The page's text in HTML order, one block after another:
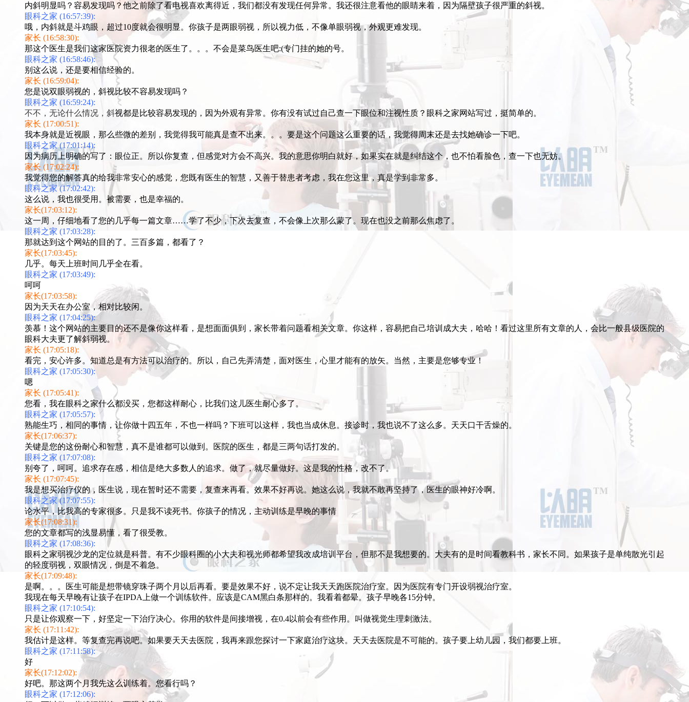
内斜明显吗？容易发现吗？他之前除了看电视喜欢离得近，我们都没有发现任何异常。我还很注意看他的眼睛来着，因为隔壁孩子很严重的斜视。
眼科之家 (16:57:39):
哦，内斜就是斗鸡眼，超过10度就会很明显。你孩子是两眼弱视，所以视力低，不像单眼弱视，外观更难发现。
家长 (16:58:30):
那这个医生是我们这家医院资力很老的医生了。。。不会是菜鸟医生吧:(专门挂的她的号。
眼科之家 (16:58:46):
别这么说，还是要相信经验的。
家长 (16:59:04):
您是说双眼弱视的，斜视比较不容易发现吗？
眼科之家 (16:59:24):
不不，无论什么情况，斜视都是比较容易发现的，因为外观有异常。你有没有试过自己查一下眼位和注视性质？眼科之家网站写过，挺简单的。
家长 (17:00:51):
我本身就是近视眼，那么些微的差别，我觉得我可能真是查不出来。。。要是这个问题这么重要的话，我觉得周末还是去找她确诊一下吧。
眼科之家 (17:01:14):
因为病历上明确的写了：眼位正。所以你复查，但感觉对方会不高兴。我的意思你明白就好，如果实在就是纠结这个，也不怕看脸色，查一下也无妨。
家长 (17:02:24):
我觉得您的解答真的给我非常安心的感觉，您既有医生的智慧，又善于替患者考虑，我在您这里，真是学到非常多。
眼科之家 (17:02:42):
这么说，我也很受用。被需要，也是幸福的。
家长(17:03:12):
这一周，仔细地看了您的几乎每一篇文章……学了不少，下次去复查，不会像上次那么蒙了。现在也没之前那么焦虑了。
眼科之家 (17:03:28):
那就达到这个网站的目的了。三百多篇，都看了？
家长(17:03:45):
几乎。每天上班时间几乎全在看。
眼科之家 (17:03:49):
呵呵
家长(17:03:58):
因为天天在办公室，相对比较闲。
眼科之家 (17:04:25):
羡慕！这个网站的主要目的还不是像你这样看，是想面面俱到，家长带着问题看相关文章。你这样，容易把自己培训成大夫，哈哈！看过这里所有文章的人，会比一般县级医院的
眼科大夫更了解斜弱视。
家长 (17:05:18):
看完，安心许多。知道总是有方法可以治疗的。所以，自己先弄清楚，面对医生，心里才能有的放矢。当然，主要是您够专业！
眼科之家 (17:05:30):
嗯
家长 (17:05:41):
您看，我在眼科之家什么都没买，您都这样耐心，比我们这儿医生耐心多了。
眼科之家 (17:05:57):
熟能生巧，相同的事情，让你做十四五年，不也一样吗？下班可以这样，我也当成休息。接诊时，我也说不了这么多。天天口干舌燥的。
家长(17:06:37):
关键是您的这份耐心和智慧，真不是谁都可以做到。医院的医生，都是三两句话打发的。
眼科之家 (17:07:08):
别夸了，呵呵。追求存在感，相信是绝大多数人的追求。做了，就尽量做好。这是我的性格，改不了。
家长 (17:07:45):
我是想买治疗仪的，医生说，现在暂时还不需要，复查来再看。效果不好再说。她这么说，我就不敢再坚持了，医生的眼神好冷啊。
眼科之家 (17:07:55):
论水平，比我高的专家很多。只是我不读死书。你孩子的情况，主动训练是早晚的事情
家长(17:08:31):
您的文章都写的浅显易懂，看了很受教。
眼科之家 (17:08:36):
眼科之家弱视沙龙的定位就是科普。有不少眼科圈的小大夫和视光师都希望我改成培训平台，但那不是我想要的。大夫有的是时间看教科书，家长不同。如果孩子是单纯散光引起
的轻度弱视，双眼情况，倒是不着急。
家长(17:09:48):
是啊。。。医生可能是想带镜穿珠子两个月以后再看。要是效果不好，说不定让我天天跑医院治疗室。因为医院有专门开设弱视治疗室。
我现在每天早晚有让孩子在IPDA上做一个训练软件。应该是CAM黑白条那样的。我看着都晕。孩子早晚各15分钟。
眼科之家 (17:10:54):
只是让你观察一下，好坚定一下治疗决心。你用的软件是间接增视，在0.4以前会有些作用。叫做视觉生理刺激法。
家长 (17:11:42):
我估计是这样。等复查完再说吧。如果要天天去医院，我再来跟您探讨一下家庭治疗这块。天天去医院是不可能的。孩子要上幼儿园，我们都要上班。
眼科之家 (17:11:58):
好
家长(17:12:02):
好吧。那这两个月我先这么训练着。您看行吗？
眼科之家 (17:12:06):